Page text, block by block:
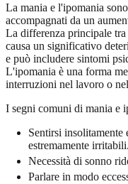
La mania e l'ipomania
accompagnati da un
La differenza principale
causa un significativo
e può includere sintomi
L'ipomania è una forma
interruzioni nel lavoro o
I segni comuni di mania e
Sentirsi
estremamente irritabili.
Necessità di sonno
Parlare in modo